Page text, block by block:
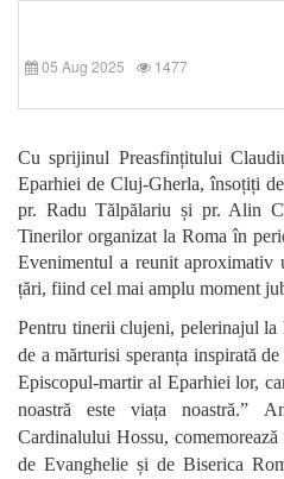
05 Aug 2025 1477
Cu sprijinul Preasfințitului
Eparhiei de Cluj-Gherla, însoțiți
pr. Radu Tălpălariu și pr. Alin
Tinerilor organizat la Roma în
Evenimentul a reunit
țări, fiind cel mai amplu moment
Pentru tinerii clujeni, pelerinajul
de a mărturisi speranța inspirată
Episcopul-martir al Eparhiei lor,
noastră este viața noastră.”
Cardinalului Hossu,
de Evanghelie și de Biserica